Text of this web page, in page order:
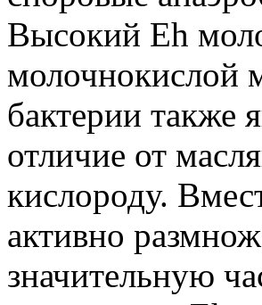
Высокий Eh
молочнокислой
бактерии также
отличие от
кислороду.
активно
значительную